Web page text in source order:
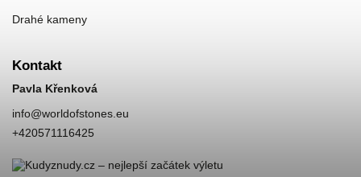
Drahé kameny
Kontakt
Pavla Křenková
info@worldofstones.eu
+420571116425